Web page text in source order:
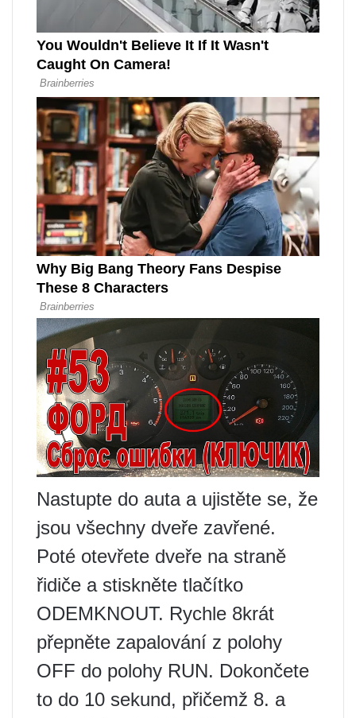
Nastupte do auta a ujistěte se, že
jsou všechny dveře zavřené.
Poté otevřete dveře na straně
řidiče a stiskněte tlačítko
ODEMKNOUT. Rychle 8krát
přepněte zapalování z polohy
OFF do polohy RUN. Dokončete
to do 10 sekund, přičemž 8. a